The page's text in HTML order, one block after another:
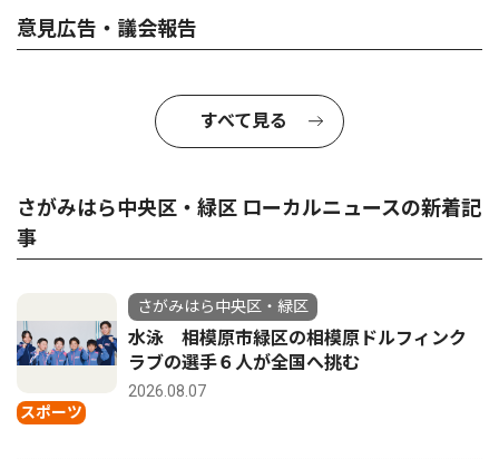
意見広告・議会報告
すべて見る
さがみはら中央区・緑区 ローカルニュースの新着記
事
スポーツ
さがみはら中央区・緑区
水泳 相模原市緑区の相模原ドルフィンク
ラブの選手６人が全国へ挑む
2026.08.07